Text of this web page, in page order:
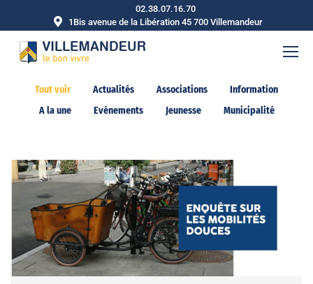
02.38.07.16.70
1Bis avenue de la Libération 45 700 Villemandeur
Tout voir Actualités Associations
Information
A la une
Evénements Jeunesse Municipalité